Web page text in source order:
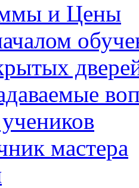
и Цены
мастера